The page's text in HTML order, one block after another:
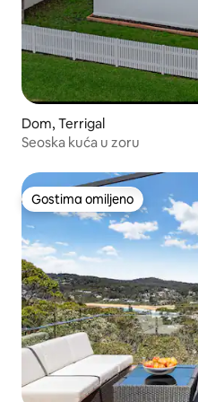
Dom, Terrigal
Seoska kuća u zoru
Gostima omiljeno
Gostima omiljeno